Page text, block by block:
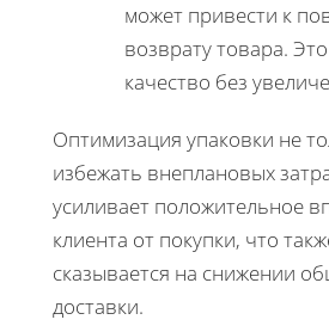
может привести к
возврату товара.
качество без
Оптимизация упаковки не
избежать внеплановых
усиливает положительное
клиента от покупки, что
сказывается на снижении
доставки.